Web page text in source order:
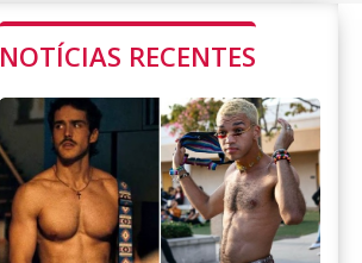
NOTÍCIAS RECENTES